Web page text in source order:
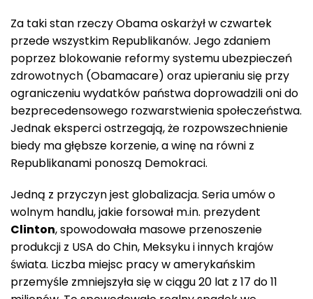
Za taki stan rzeczy Obama oskarżył w czwartek
przede wszystkim Republikanów. Jego zdaniem
poprzez blokowanie reformy systemu ubezpieczeń
zdrowotnych (Obamacare) oraz upieraniu się przy
ograniczeniu wydatków państwa doprowadzili oni do
bezprecedensowego rozwarstwienia społeczeństwa.
Jednak eksperci ostrzegają, że rozpowszechnienie
biedy ma głębsze korzenie, a winę na równi z
Republikanami ponoszą Demokraci.
Jedną z przyczyn jest globalizacja. Seria umów o
wolnym handlu, jakie forsował m.in. prezydent
Clinton, spowodowała masowe przenoszenie
produkcji z USA do Chin, Meksyku i innych krajów
świata. Liczba miejsc pracy w amerykańskim
przemyśle zmniejszyła się w ciągu 20 lat z 17 do 11